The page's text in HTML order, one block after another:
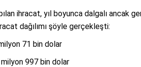
ihracat, yıl boyunca dalgalı ancak
dağılımı şöyle gerçekleşti:
71 bin dolar
997 bin dolar